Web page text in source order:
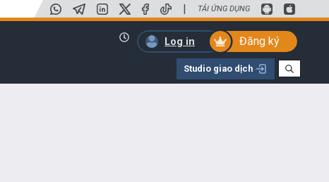
| TẢI ỨNG DỤNG
Log in
Đăng ký
Studio giao dịch